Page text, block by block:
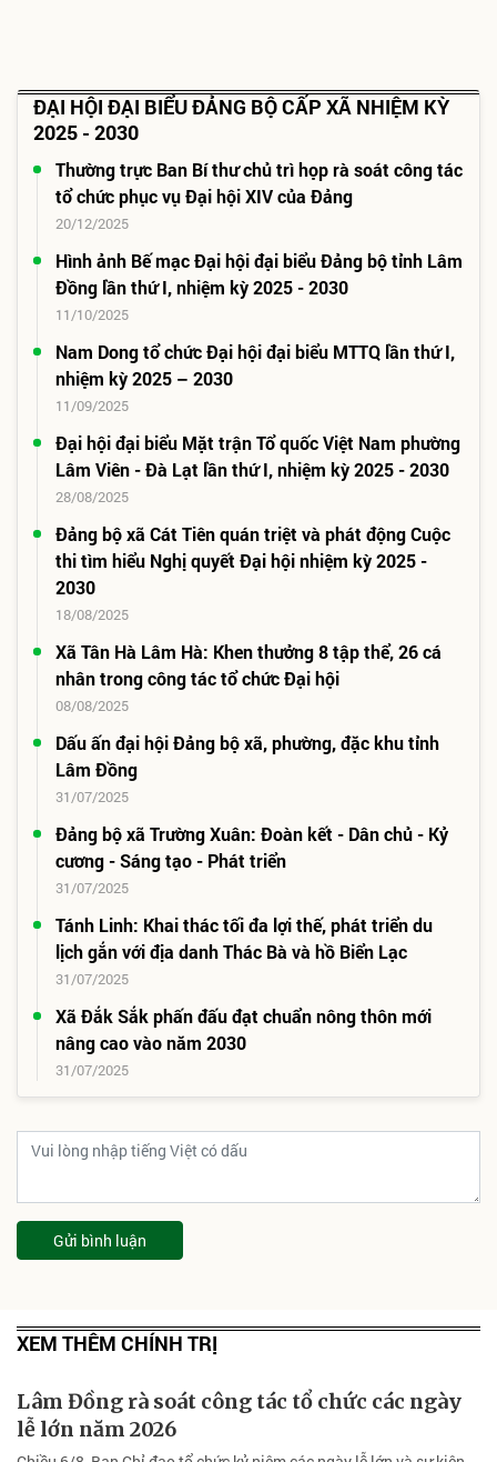
ĐẠI HỘI ĐẠI BIỂU ĐẢNG BỘ CẤP XÃ NHIỆM KỲ
2025 - 2030
Thường trực Ban Bí thư chủ trì họp rà soát công tác
tổ chức phục vụ Đại hội XIV của Đảng
20/12/2025
Hình ảnh Bế mạc Đại hội đại biểu Đảng bộ tỉnh Lâm
Đồng lần thứ I, nhiệm kỳ 2025 - 2030
11/10/2025
Nam Dong tổ chức Đại hội đại biểu MTTQ lần thứ I,
nhiệm kỳ 2025 – 2030
11/09/2025
Đại hội đại biểu Mặt trận Tổ quốc Việt Nam phường
Lâm Viên - Đà Lạt lần thứ I, nhiệm kỳ 2025 - 2030
28/08/2025
Đảng bộ xã Cát Tiên quán triệt và phát động Cuộc
thi tìm hiểu Nghị quyết Đại hội nhiệm kỳ 2025 -
2030
18/08/2025
Xã Tân Hà Lâm Hà: Khen thưởng 8 tập thể, 26 cá
nhân trong công tác tổ chức Đại hội
08/08/2025
Dấu ấn đại hội Đảng bộ xã, phường, đặc khu tỉnh
Lâm Đồng
31/07/2025
Đảng bộ xã Trường Xuân: Đoàn kết - Dân chủ - Kỷ
cương - Sáng tạo - Phát triển
31/07/2025
Tánh Linh: Khai thác tối đa lợi thế, phát triển du
lịch gắn với địa danh Thác Bà và hồ Biển Lạc
31/07/2025
Xã Đắk Sắk phấn đấu đạt chuẩn nông thôn mới
nâng cao vào năm 2030
31/07/2025
Gửi bình luận
XEM THÊM CHÍNH TRỊ
Lâm Đồng rà soát công tác tổ chức các ngày
lễ lớn năm 2026